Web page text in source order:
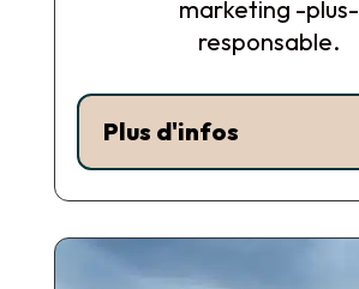
marketing -plus-
responsable.
Plus d'infos